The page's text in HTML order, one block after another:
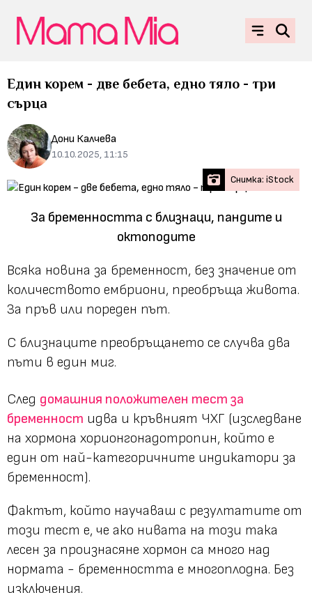
Един корем - две бебета, едно тяло - три
сърца
Дони Калчева
10.10.2025, 11:15
Снимка: iStock
За бременността с близнаци, пандите и
октоподите
Всяка новина за бременност, без значение от
количеството ембриони, преобръща живота.
За пръв или пореден път.
С близнаците преобръщането се случва два
пъти в един миг.
След домашния положителен тест за
бременност идва и кръвният ЧХГ (изследване
на хормона хорионгонадотропин, който е
един от най-категоричните индикатори за
бременност).
Фактът, който научаваш с резултатите от
този тест е, че ако нивата на този така
лесен за произнасяне хормон са много над
нормата - бременността е многоплодна. Без
изключения.